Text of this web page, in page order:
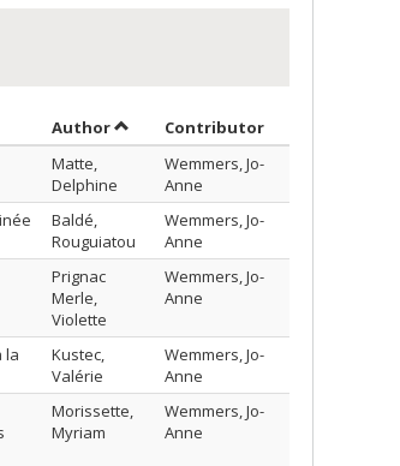
AuthorSort by author in descending order
Contributor
Matte,
Delphine
Wemmers, Jo-
Anne
Baldé,
Rouguiatou
Wemmers, Jo-
Anne
Prignac
Merle,
Violette
Wemmers, Jo-
Anne
la
Kustec,
Valérie
Wemmers, Jo-
Anne
Morissette,
Myriam
Wemmers, Jo-
Anne